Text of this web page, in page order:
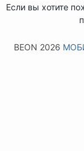
Если вы хотите
BEON 2026